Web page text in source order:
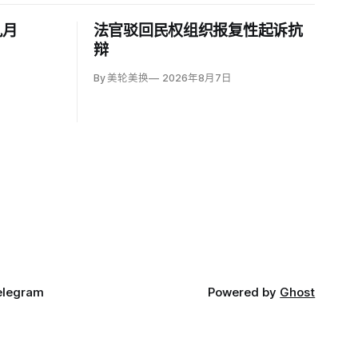
法官驳回民权组织报复性起诉抗
辩
By 美轮美换 2026年8月7日
Powered by Ghost